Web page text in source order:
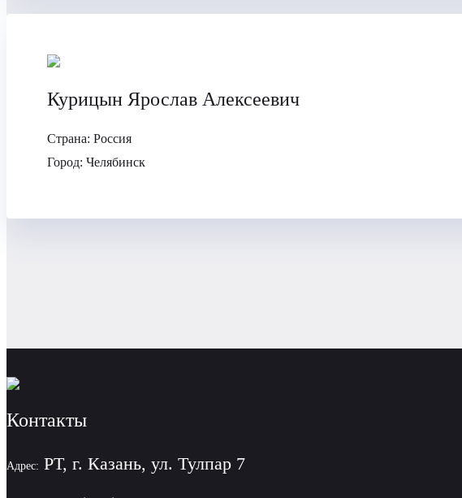
Курицын Ярослав Алексеевич
Страна: Россия
Город: Челябинск
Контакты
Адрес: РТ, г. Казань, ул. Тулпар 7